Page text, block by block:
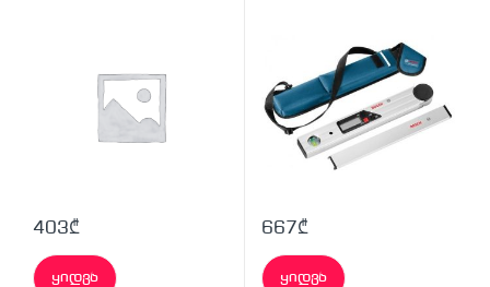
403₾
ყიდვა
667₾
ყიდვა